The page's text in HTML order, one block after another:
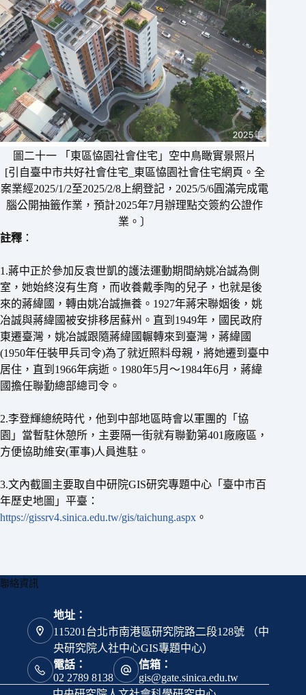
圖二十一 「東區恊園社會住宅」空中鳥瞰實景照片
[引自臺中市共好社會住宅_東區恊園社會住宅網頁。全
案業經2025/1/2至2025/2/8上網登記，2025/5/6圓滿完成電
腦公開抽籤作業，預計2025年7月辦理點交簽約公證作
業。〕
註釋 ：
1.蔣中正於參加反袁世凱的護法運動期間納姚冶誠為側
室，她始終沒有生育，而收養戴季陶的兒子，也就是後
來的蔣緯國，轉由姚冶誠撫養。1927年蔣宋聯姻後，姚
冶誠與蔣緯國被安排移居蘇州。直到1949年，國民政府
東遷臺灣，姚冶誠跟隨蔣緯國輾轉來到臺灣，蔣緯國
(1950年任裝甲兵司令)為了就近照料母親，將她遷到臺中
居住，直到1966年病逝。1980年5月〜1984年6月，蔣緯
國擔任聯勤總部總司令。
2.李登輝總統時代，他到中部地區時會以軍團的「協
園」當暫駐休憩所，主要隔一街就有聯勤第401廠廠區，
方便協助維安(軍事)人員進駐。
3.文內截圖主要取自中研院GIS研究專題中心「臺中市百
年歷史地圖」平臺：
https://gissrv4.sinica.edu.tw/gis/taichung.aspx 。
聯絡資訊
地址：
115201台北市南港區研究院路二段128號 （中
央研究院人社中心GIS專題中心）
電話：
02 2789 8138
信箱：
gis@gate.sinica.edu.tw